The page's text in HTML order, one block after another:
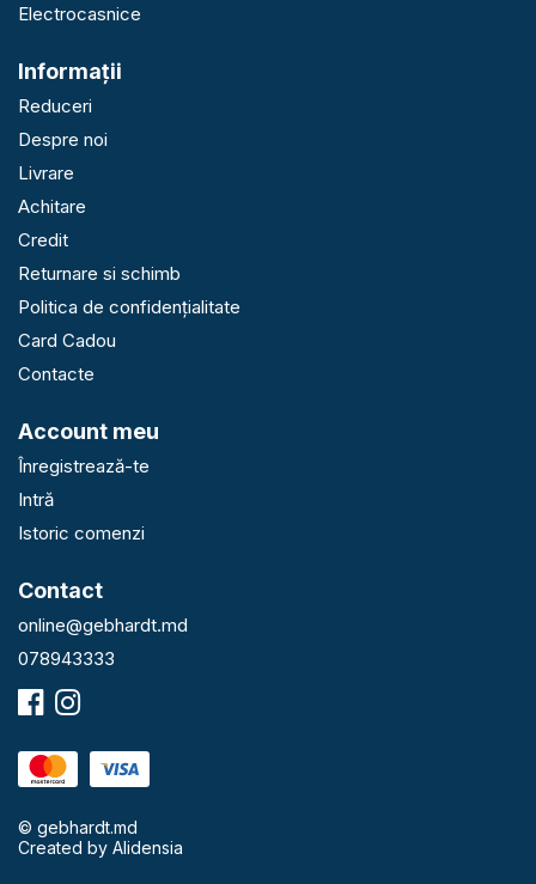
Electrocasnice
Informaţii
Reduceri
Despre noi
Livrare
Achitare
Credit
Returnare si schimb
Politica de confidențialitate
Card Cadou
Contacte
Account meu
Înregistrează-te
Intră
Istoric comenzi
Contact
online@gebhardt.md
078943333
© gebhardt.md
Created by Alidensia